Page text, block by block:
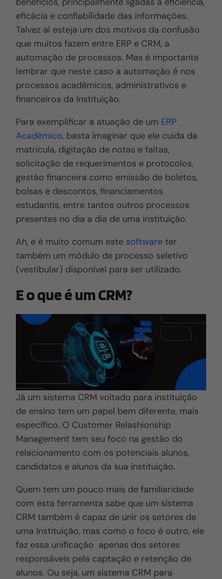
eficácia e confiabilidade das informações.
Talvez aí esteja um dos motivos da confusão
que muitos fazem entre ERP e CRM, a
automação de processos. Mas é importante
lembrar que neste caso a automação é nos
processos acadêmicos, administrativos e
financeiros da Instituição.
Para exemplificar a atuação de um ERP
Acadêmico, basta imaginar que ele cuida da
matricula, digitação de notas e faltas,
solicitação de requerimentos e protocolos,
gestão financeira como emissão de boletos,
bolsas e descontos, financiamentos
estudantis, entre tantos outros processos
presentes no dia a dia de uma instituição.
Ah, e é muito comum este software ter
também um módulo de processo seletivo
(vestibular) disponível para ser utilizado.
E o que é um CRM?
Já um sistema CRM voltado para instituição
de ensino tem um papel bem diferente, mais
específico. O Customer Relashionship
Management tem seu foco na gestão do
relacionamento com os potenciais alunos,
candidatos e alunos da sua instituição.
Quem tem um pouco mais de familiaridade
com esta ferramenta sabe que um sistema
CRM também é capaz de unir os setores de
uma Instituição, mas como o foco é outro, ele
faz essa unificação apenas dos setores
responsáveis pela captação e retenção de
alunos. Ou seja, um sistema CRM para